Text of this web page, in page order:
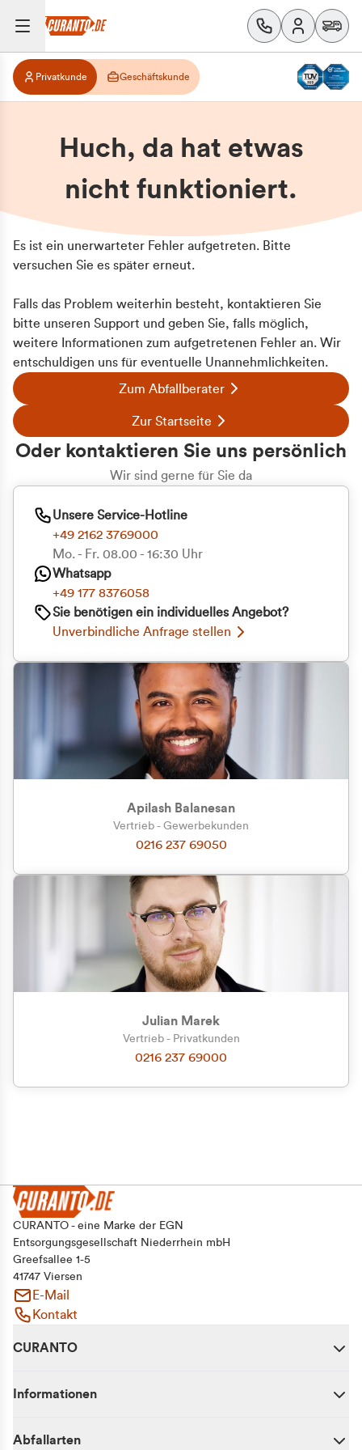
Zu welcher Kundengruppe
gehören Sie?
Privatkunde (inkl. MwSt.)
Geschäftskunde (exkl. MwSt.)
Privatkunde Geschäftskunde
Huch, da hat etwas
nicht funktioniert.
Es ist ein unerwarteter Fehler aufgetreten. Bitte
versuchen Sie es später erneut.
Falls das Problem weiterhin besteht, kontaktieren Sie
bitte unseren Support und geben Sie, falls möglich,
weitere Informationen zum aufgetretenen Fehler an. Wir
entschuldigen uns für eventuelle Unannehmlichkeiten.
Zum Abfallberater
Zur Startseite
Oder kontaktieren Sie uns persönlich
Wir sind gerne für Sie da
Unsere Service-Hotline
+49 2162 3769000
Mo. - Fr. 08.00 - 16:30 Uhr
Whatsapp
+49 177 8376058
Sie benötigen ein individuelles Angebot?
Unverbindliche Anfrage stellen
Apilash Balanesan
Vertrieb - Gewerbekunden
0216 237 69050
Julian Marek
Vertrieb - Privatkunden
0216 237 69000
CURANTO - eine Marke der EGN
Entsorgungsgesellschaft Niederrhein mbH
Greefsallee 1-5
41747 Viersen
E-Mail
Kontakt
CURANTO
Informationen
Abfallarten